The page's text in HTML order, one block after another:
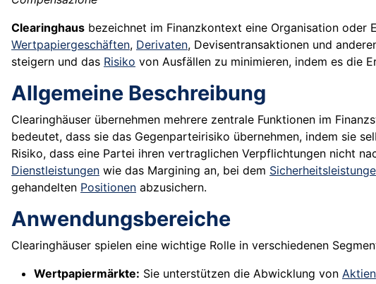
Clearinghaus bezeichnet im Finanzkontext eine Organisation oder
Wertpapiergeschäften, Derivaten, Devisentransaktionen und
steigern und das Risiko von Ausfällen zu minimieren, indem es die
Allgemeine Beschreibung
Clearinghäuser übernehmen mehrere zentrale Funktionen im
bedeutet, dass sie das Gegenparteirisiko übernehmen, indem sie
Risiko, dass eine Partei ihren vertraglichen Verpflichtungen nicht
Dienstleistungen wie das Margining an, bei dem
gehandelten Positionen abzusichern.
Anwendungsbereiche
Clearinghäuser spielen eine wichtige Rolle in verschiedenen
Wertpapiermärkte: Sie unterstützen die Abwicklung von Aktien